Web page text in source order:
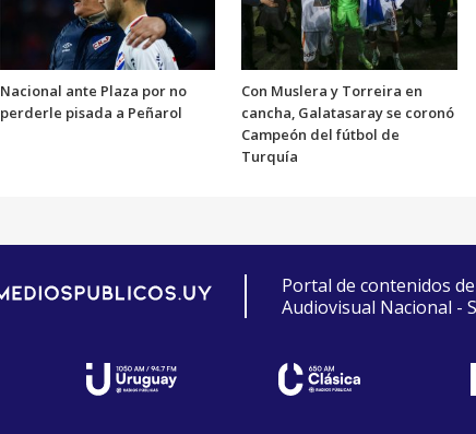
Nacional ante Plaza por no
perderle pisada a Peñarol
Con Muslera y Torreira en
cancha, Galatasaray se coronó
Campeón del fútbol de
Turquía
Portal de contenidos
Audiovisual Nacional -